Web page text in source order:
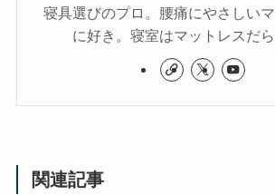
寝具選びのプロ。腰痛にやさしい
に好き。寝室はマットレスだら
関連記事